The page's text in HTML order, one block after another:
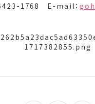
6423-1768 E-mail：